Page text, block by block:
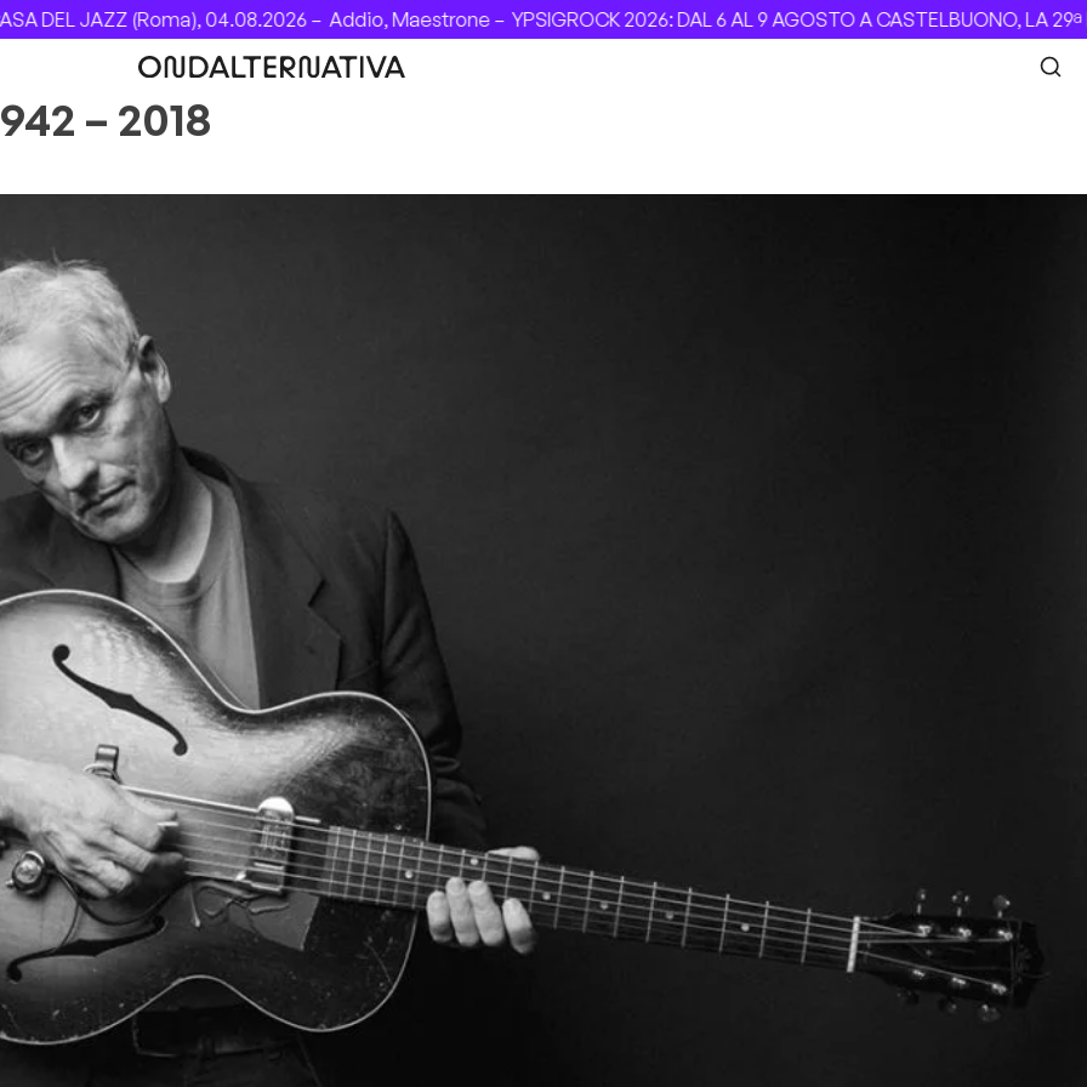
DEL JAZZ (Roma), 04.08.2026 –Addio, Maestrone –YPSIGROCK 2026: DAL 6 AL 9 AGOSTO A CASTELBUONO, LA 29ª
– 2018